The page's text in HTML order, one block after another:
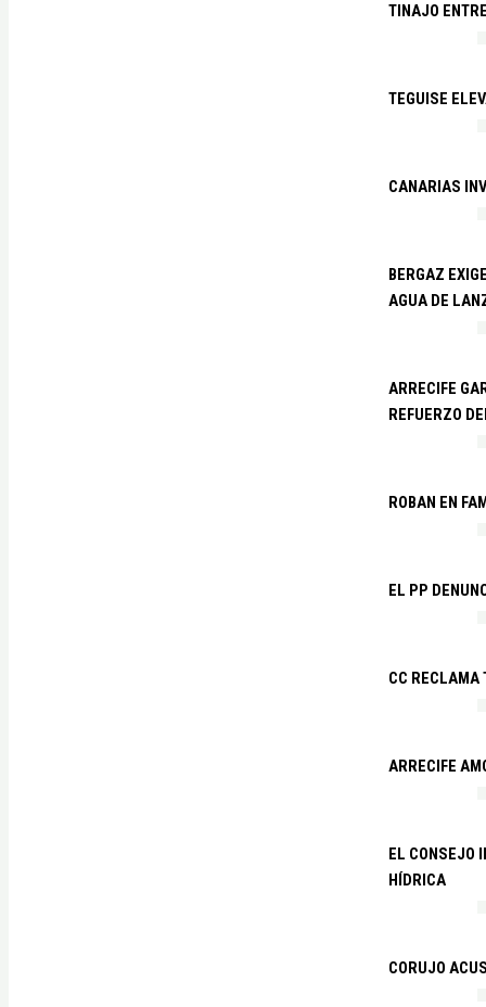
TINAJO
TEGUISE
CANARIAS
BERGAZ
AGUA DE
ARRECIFE
REFUERZO
ROBAN EN
EL PP
CC RECLAMA
ARRECIFE
EL CONSEJO
HÍDRICA
CORUJO